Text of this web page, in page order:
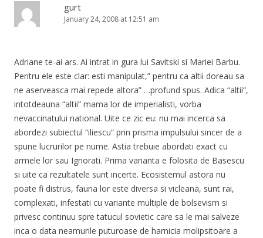
gurt
January 24, 2008 at 12:51 am
Adriane te-ai ars. Ai intrat in gura lui Savitski si Mariei Barbu.
Pentru ele este clar: esti manipulat,” pentru ca altii doreau sa
ne aserveasca mai repede altora” …profund spus. Adica “altii”,
intotdeauna “altii” mama lor de imperialisti, vorba
nevaccinatului national. Uite ce zic eu: nu mai incerca sa
abordezi subiectul “iliescu” prin prisma impulsului sincer de a
spune lucrurilor pe nume. Astia trebuie abordati exact cu
armele lor sau Ignorati. Prima varianta e folosita de Basescu
si uite ca rezultatele sunt incerte. Ecosistemul astora nu
poate fi distrus, fauna lor este diversa si vicleana, sunt rai,
complexati, infestati cu variante multiple de bolsevism si
privesc continuu spre tatucul sovietic care sa le mai salveze
inca o data neamurile puturoase de harnicia molipsitoare a